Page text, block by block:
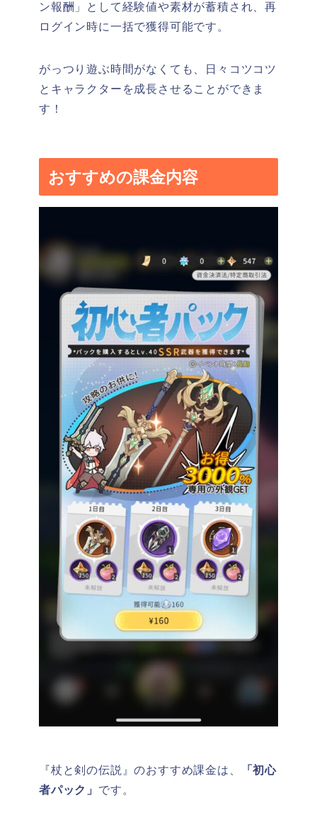
ン報酬」として経験値や素材が蓄積され、再
ログイン時に一括で獲得可能です。
がっつり遊ぶ時間がなくても、日々コツコツ
とキャラクターを成長させることができま
す！
おすすめの課金内容
『杖と剣の伝説』のおすすめ課金は、
「初心
者パック」 です。